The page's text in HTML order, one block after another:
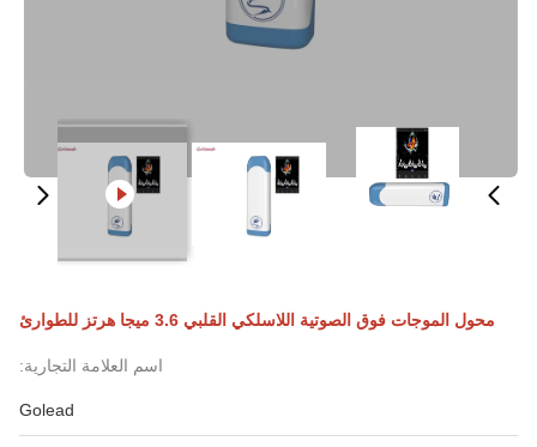
محول الموجات فوق الصوتية اللاسلكي القلبي 3.6 ميجا هرتز للطوارئ
اسم العلامة التجارية:
Golead